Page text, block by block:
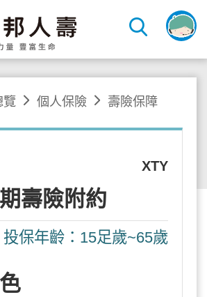
覽 個人保險 壽險保障
XTY
壽險附約
投保年齡：15足歲~65歲